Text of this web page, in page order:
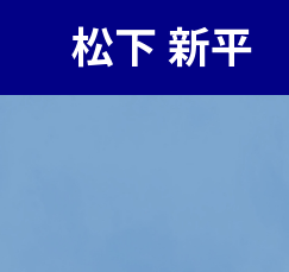
松下 新平